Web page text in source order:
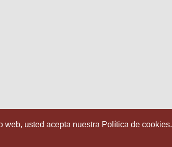
usted acepta nuestra Política de cookies.